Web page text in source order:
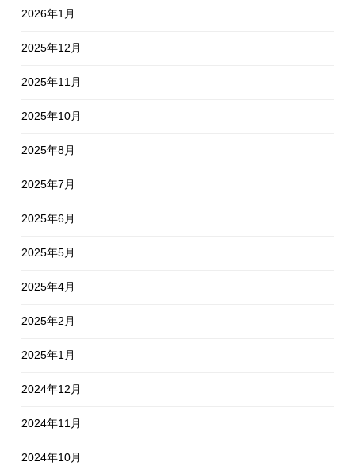
2026年1月
2025年12月
2025年11月
2025年10月
2025年8月
2025年7月
2025年6月
2025年5月
2025年4月
2025年2月
2025年1月
2024年12月
2024年11月
2024年10月